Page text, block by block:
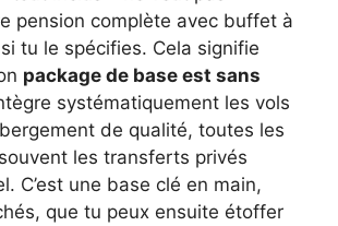
pension complète avec buffet à
tu le spécifies. Cela signifie
package de base est sans
systématiquement les vols
de qualité, toutes les
les transferts privés
C’est une base clé en main,
que tu peux ensuite étoffer